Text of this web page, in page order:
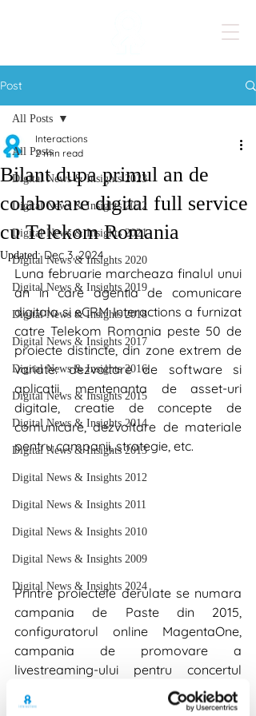
Post
All Posts
Digital News & Insights 2023
Digital News & Insights 2022
Digital News & Insights 2021
Digital News & Insights 2020
Digital News & Insights 2019
Digital News & Insights 2018
Digital News & Insights 2017
Digital News & Insights 2016
Digital News & Insights 2015
Digital News & Insights 2014
Digital News & Insights 2013
Digital News & Insights 2012
Digital News & Insights 2011
Digital News & Insights 2010
Digital News & Insights 2009
Digital News & Insights 2024
All Posts
Bilant dupa primul an de
colaborare digital full service
cu Telekom Romania
Interactions
2 min read
Updated: Dec 3, 2024
Luna februarie marcheaza finalul unui
an in care agentia de comunicare
digitala si eCRM Interactions a furnizat
catre Telekom Romania peste 50 de
proiecte distincte, din zone extrem de
variate: dezvoltare de software si
aplicatii, mentenanta de asset-uri
digitale, creatie de concepte de
comunicare, dezvoltare de materiale
pentru campanii, strategie, etc.
Printre proiectele derulate se numara
campania de Paste din 2015,
configuratorul online MagentaOne,
campania de promovare a
livestreaming-ului pentru concertul
Robbie Williams, campaniile de Black
Friday pentru brandurile Germanos.ro